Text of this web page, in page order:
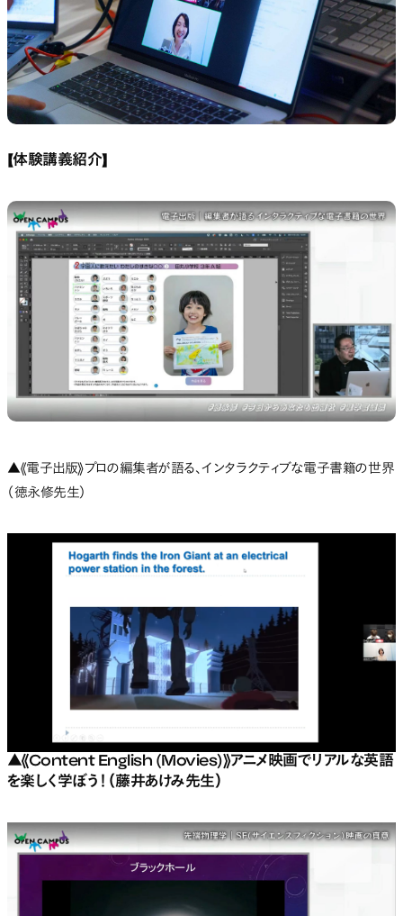
【体験講義紹介】
▲《電子出版》プロの編集者が語る、インタラクティブな電子書籍の世界
（徳永修先生）
▲《Content English (Movies)》アニメ映画でリアルな英語
を楽しく学ぼう！（藤井あけみ先生）